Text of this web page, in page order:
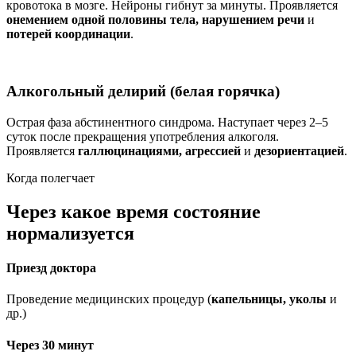
кровотока в мозге. Нейроны гибнут за минуты. Проявляется
онемением одной половины тела, нарушением речи и
потерей координации.
Алкогольный делирий (белая горячка)
Острая фаза абстинентного синдрома. Наступает через 2–5
суток после прекращения употребления алкоголя.
Проявляется галлюцинациями, агрессией и дезориентацией.
Когда полегчает
Через какое время состояние
нормализуется
Приезд доктора
Проведение медицинских процедур (капельницы, уколы и
др.)
Через 30 минут